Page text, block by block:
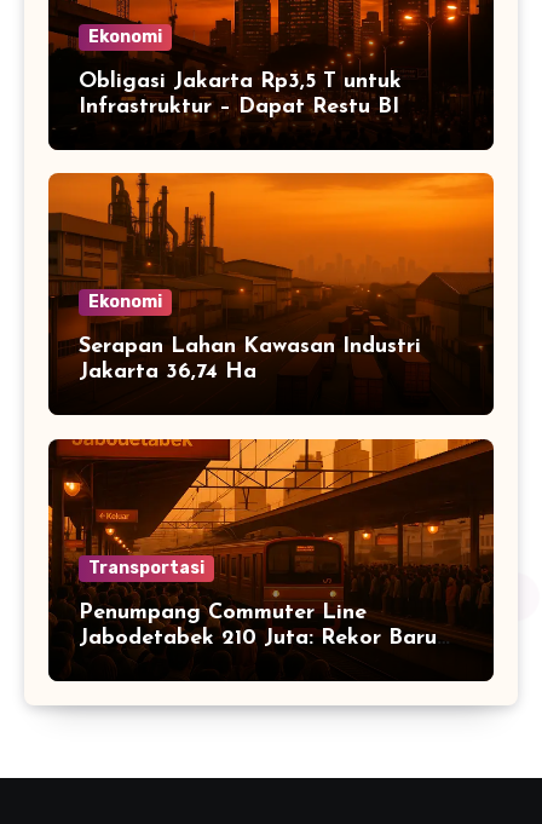
Ekonomi
Obligasi Jakarta Rp3,5 T untuk
Infrastruktur – Dapat Restu BI
Ekonomi
Serapan Lahan Kawasan Industri
Jakarta 36,74 Ha
Transportasi
Penumpang Commuter Line
Jabodetabek 210 Juta: Rekor Baru
Warga Jabodetabek